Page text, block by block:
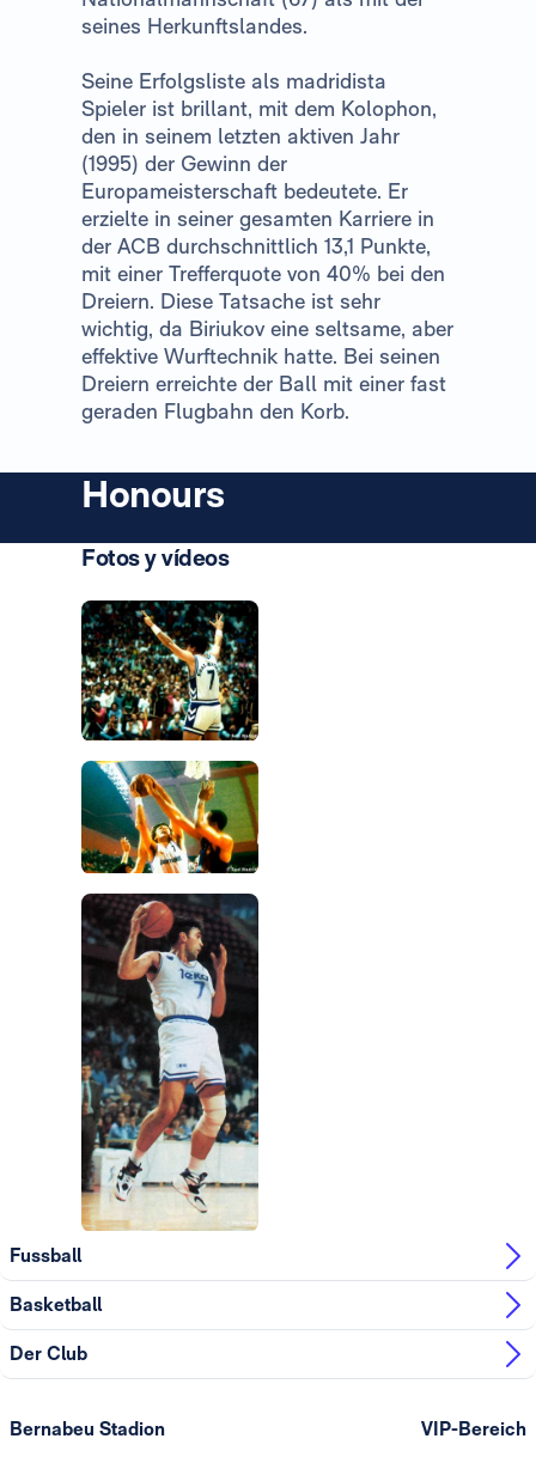
seines Herkunftslandes.
Seine Erfolgsliste als madridista
Spieler ist brillant, mit dem Kolophon,
den in seinem letzten aktiven Jahr
(1995) der Gewinn der
Europameisterschaft bedeutete. Er
erzielte in seiner gesamten Karriere in
der ACB durchschnittlich 13,1 Punkte,
mit einer Trefferquote von 40% bei den
Dreiern. Diese Tatsache ist sehr
wichtig, da Biriukov eine seltsame, aber
effektive Wurftechnik hatte. Bei seinen
Dreiern erreichte der Ball mit einer fast
geraden Flugbahn den Korb.
Honours
Fotos y vídeos
Fussball
Basketball
Der Club
Bernabeu Stadion VIP-Bereich